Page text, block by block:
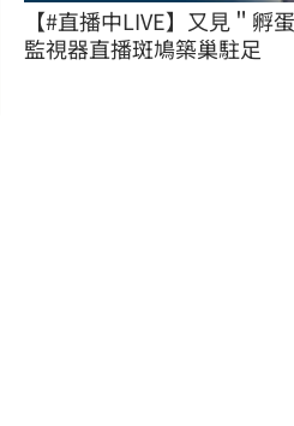
【#直播中LIVE】又見＂孵
監視器直播斑鳩築巢駐足